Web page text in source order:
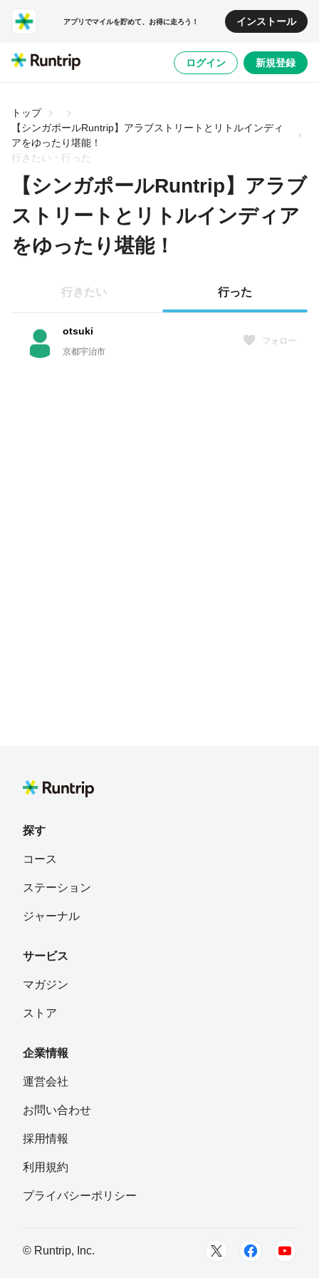
アプリでマイルを貯めて、お得に走ろう！ インストール
ログイン 新規登録
トップ
【シンガポールRuntrip】アラブストリートとリトルインディ
アをゆったり堪能！
行きたい・行った
【シンガポールRuntrip】アラブ
ストリートとリトルインディア
をゆったり堪能！
行きたい 行った
otsuki
京都宇治市
フォロー
探す
コース
ステーション
ジャーナル
サービス
マガジン
ストア
企業情報
運営会社
お問い合わせ
採用情報
利用規約
プライバシーポリシー
© Runtrip, Inc.